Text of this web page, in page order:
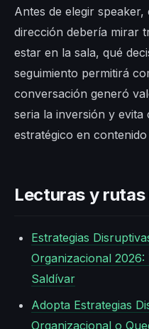
Antes de elegir
dirección debería mirar
estar en la sala, qué
seguimiento permitirá
conversación generó
seria la inversión y
estratégico en
Lecturas y
Estrategias
Organizacional
Saldívar
Adopta Estrategias
Organizacional o